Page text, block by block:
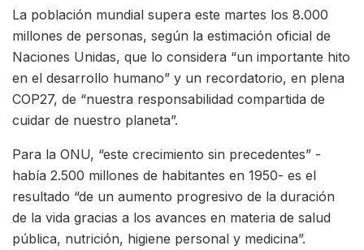
La población mundial supera este martes los 8.000
millones de personas, según la estimación oficial de
Naciones Unidas, que lo considera “un importante hito
en el desarrollo humano” y un recordatorio, en plena
COP27, de “nuestra responsabilidad compartida de
cuidar de nuestro planeta”.
Para la ONU, “este crecimiento sin precedentes” -
había 2.500 millones de habitantes en 1950- es el
resultado “de un aumento progresivo de la duración
de la vida gracias a los avances en materia de salud
pública, nutrición, higiene personal y medicina”.